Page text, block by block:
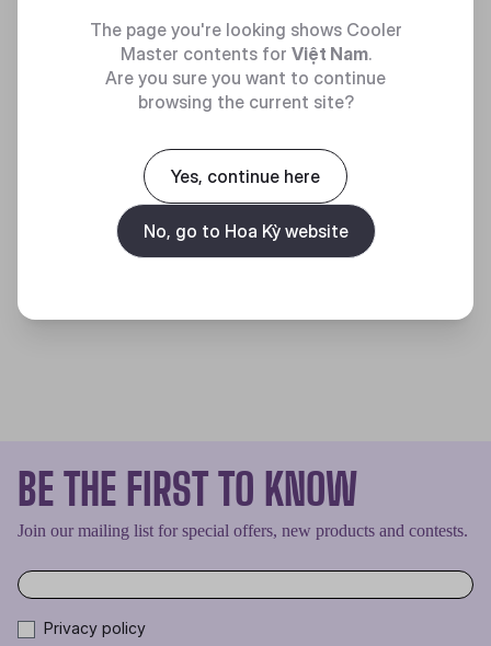
HAF 700
MẠNH MẼ VÀ TINH NHUỆ
Discover
BE THE FIRST TO KNOW
Join our mailing list for special offers, new products and contests.
Privacy policy
The page you're looking shows Cooler
Master contents for Việt Nam.
Are you sure you want to continue
browsing the current site?
Yes, continue here
No, go to Hoa Kỳ website